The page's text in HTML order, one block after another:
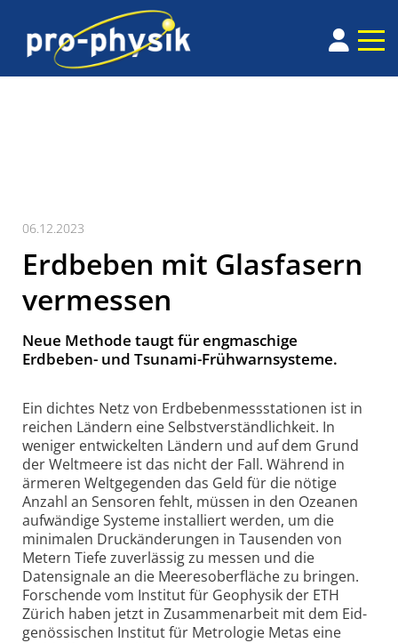
06.12.2023
Erdbeben mit Glasfasern
vermessen
Neue Methode taugt für engmaschige
Erdbeben-​ und Tsunami-​Frühwarnsysteme.
Ein dichtes Netz von Erdbeben­messstationen ist in
reichen Ländern eine Selbstverständlichkeit. In
weniger entwickelten Ländern und auf dem Grund
der Weltmeere ist das nicht der Fall. Während in
ärmeren Welt­gegenden das Geld für die nötige
Anzahl an Sensoren fehlt, müssen in den Ozeanen
aufwändige Systeme installiert werden, um die
minimalen Druckänderungen in Tausenden von
Metern Tiefe zuverlässig zu messen und die
Datensignale an die Meeres­oberfläche zu bringen.
Forschende vom Institut für Geophysik der ETH
Zürich haben jetzt in Zusammenarbeit mit dem Eid­
genössischen Institut für Metrologie Metas eine